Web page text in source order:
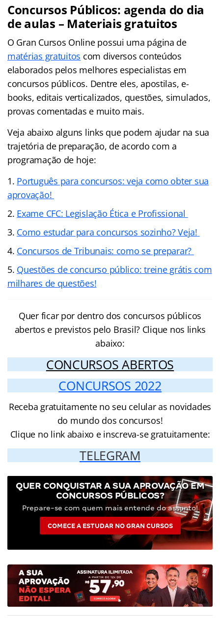
Concursos Públicos: agenda do dia
de aulas – Materiais gratuitos
O Gran Cursos Online possui uma página de
matérias gratuitos com diversos conteúdos
elaborados pelos melhores especialistas em
concursos públicos. Dentre eles, apostilas, e-
books, editais verticalizados, questões, simulados,
provas comentadas e muito mais.
Veja abaixo alguns links que podem ajudar na sua
trajetória de preparação, de acordo com a
programação de hoje:
Português para concursos: veja como obter sua
aprovação!
Exame CFC: Legislação Ética e Profissional
Como estudar para concursos sozinho? Veja!
Concursos de Tribunais: como se preparar?
Questões de concurso público: treine grátis com
milhares de questões!
Quer ficar por dentro dos concursos públicos
abertos e previstos pelo Brasil? Clique nos links
abaixo:
CONCURSOS ABERTOS
CONCURSOS 2022
Receba gratuitamente no seu celular as novidades
do mundo dos concursos!
Clique no link abaixo e inscreva-se gratuitamente:
TELEGRAM
QUER CONQUISTAR A SUA APROVAÇÃO EM
CONCURSOS PÚBLICOS?
Prepare-se com quem mais entende do assunto!
COMECE A ESTUDAR NO GRAN CURSOS